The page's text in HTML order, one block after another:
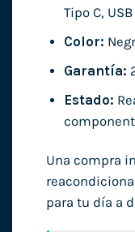
Tipo C,
Color:
Garantía:
Estado:
Una compra
para tu día a